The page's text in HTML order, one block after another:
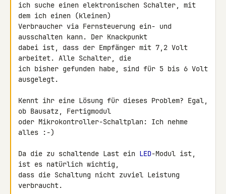
ich suche einen elektronischen Schalter, mit
dem ich einen (kleinen)
Verbraucher via Fernsteuerung ein- und
ausschalten kann. Der Knackpunkt
dabei ist, dass der Empfänger mit 7,2 Volt
arbeitet. Alle Schalter, die
ich bisher gefunden habe, sind für 5 bis 6 Volt
ausgelegt.
Kennt ihr eine Lösung für dieses Problem? Egal,
ob Bausatz, Fertigmodul
oder Mikrokontroller-Schaltplan: Ich nehme
alles :-)
Da die zu schaltende Last ein LED-Modul ist,
ist es natürlich wichtig,
dass die Schaltung nicht zuviel Leistung
verbraucht.